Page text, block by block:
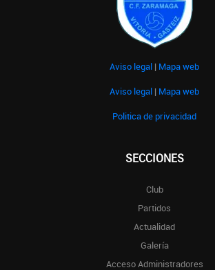
Aviso legal | Mapa web
Aviso legal | Mapa web
Politica de privacidad
SECCIONES
Club
Partidos
Actualidad
Galería
Acceso Administradores